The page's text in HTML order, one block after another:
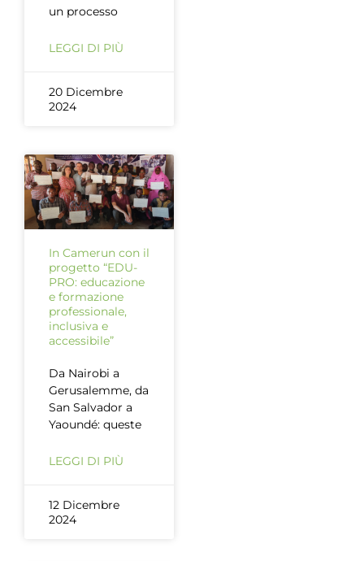
un processo
LEGGI DI PIÙ
20 Dicembre
2024
In Camerun con il
progetto “EDU-
PRO: educazione
e formazione
professionale,
inclusiva e
accessibile”
Da Nairobi a
Gerusalemme, da
San Salvador a
Yaoundé: queste
LEGGI DI PIÙ
12 Dicembre
2024